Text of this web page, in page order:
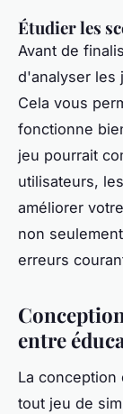
Étudier les
Avant de
d'analyser les
Cela vous
fonctionne
jeu pourrait
utilisateurs,
améliorer
non seulement
erreurs
entre
La conception
tout jeu de